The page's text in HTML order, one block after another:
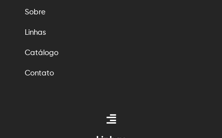
Sobre
Linhas
Catálogo
Contato